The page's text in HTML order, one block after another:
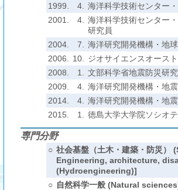
1999.
4.
海洋科学技術センター
2001.
4.
海洋科学技術センター
研究員
2004.
7.
海洋研究開発機構・地
2006.
10.
ジオサイエンスオース
2008.
1.
文部科学省地震防災研
2009.
4.
海洋研究開発機構・地
2014.
4.
海洋研究開発機構・地
2015.
1. 徳島大学大学院ソシオ
専門分野
○ 社会基盤（土木・建築・防災
Engineering, architecture,
(Hydroengineering)]
○ 自然科学一般 (Natural